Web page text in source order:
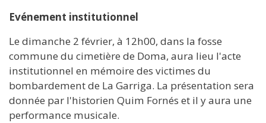
Evénement institutionnel
Le dimanche 2 février, à 12h00, dans la fosse
commune du cimetière de Doma, aura lieu l'acte
institutionnel en mémoire des victimes du
bombardement de La Garriga. La présentation sera
donnée par l'historien Quim Fornés et il y aura une
performance musicale.